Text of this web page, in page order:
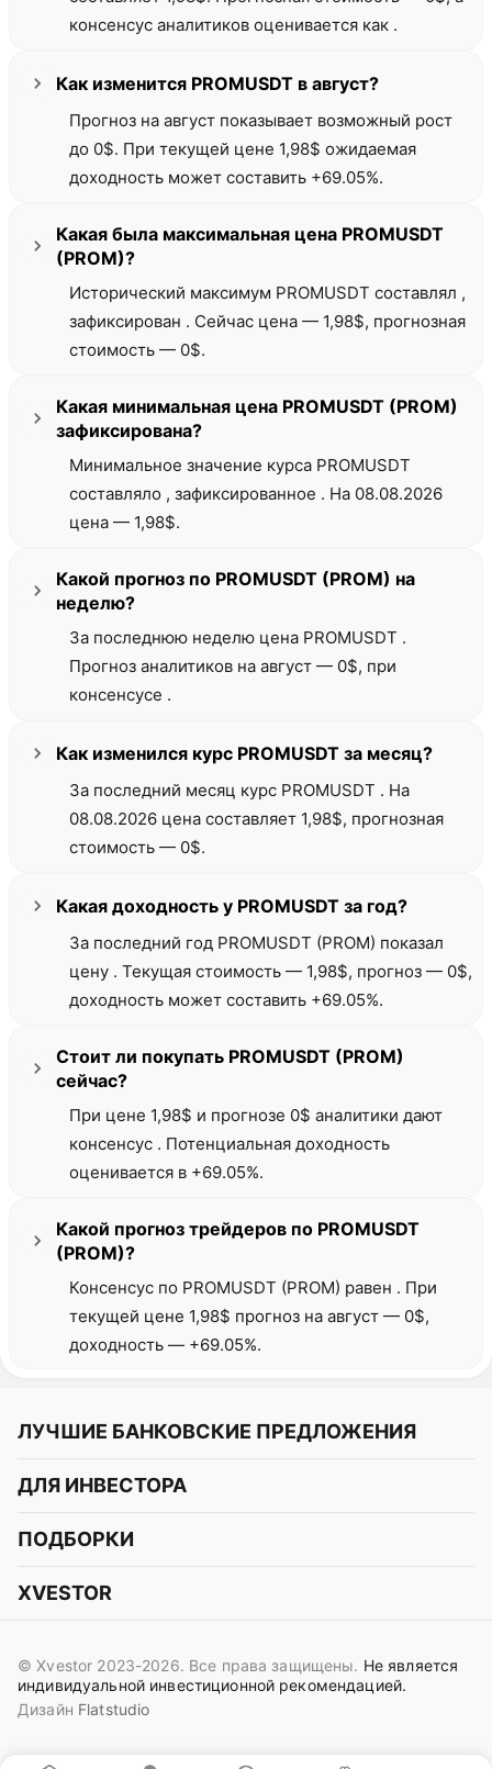
консенсус аналитиков оценивается как .
Как изменится PROMUSDT в август?
Прогноз на август показывает возможный рост
до 0$. При текущей цене 1,98$ ожидаемая
доходность может составить +69.05%.
Какая была максимальная цена PROMUSDT
(PROM)?
Исторический максимум PROMUSDT составлял ,
зафиксирован . Сейчас цена — 1,98$, прогнозная
стоимость — 0$.
Какая минимальная цена PROMUSDT (PROM)
зафиксирована?
Минимальное значение курса PROMUSDT
составляло , зафиксированное . На 08.08.2026
цена — 1,98$.
Какой прогноз по PROMUSDT (PROM) на
неделю?
За последнюю неделю цена PROMUSDT .
Прогноз аналитиков на август — 0$, при
консенсусе .
Как изменился курс PROMUSDT за месяц?
За последний месяц курс PROMUSDT . На
08.08.2026 цена составляет 1,98$, прогнозная
стоимость — 0$.
Какая доходность у PROMUSDT за год?
За последний год PROMUSDT (PROM) показал
цену . Текущая стоимость — 1,98$, прогноз — 0$,
доходность может составить +69.05%.
Стоит ли покупать PROMUSDT (PROM)
сейчас?
При цене 1,98$ и прогнозе 0$ аналитики дают
консенсус . Потенциальная доходность
оценивается в +69.05%.
Какой прогноз трейдеров по PROMUSDT
(PROM)?
Консенсус по PROMUSDT (PROM) равен . При
текущей цене 1,98$ прогноз на август — 0$,
доходность — +69.05%.
ЛУЧШИЕ БАНКОВСКИЕ ПРЕДЛОЖЕНИЯ
Альфа-Банк
СБЕР
Газпромбанк
OZON Банк
Совкомбанк
ДЛЯ ИНВЕСТОРА
Курс акций
Курс облигаций
Прогнозы на криптовалюты
Идеи инвест аналитиков
Сигналы трейдеров
ПОДБОРКИ
Подборки акций
Подборки облигаций
XVESTOR
Вконтакте
Поддержка в Telegram
Контакты
© Xvestor 2023-2026. Все права защищены. Не является
индивидуальной инвестиционной рекомендацией.
Дизайн Flatstudio